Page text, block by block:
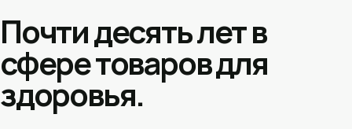
Почти десять лет в
сфере товаров для
здоровья.